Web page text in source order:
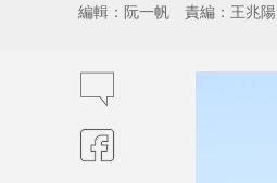
編輯：阮一帆 責編：王兆陽